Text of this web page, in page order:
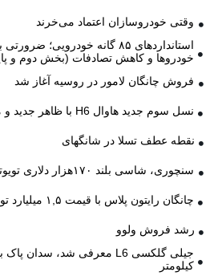
وقتی خودروسازان اعتماد می‌خرند
استانداردهای ۸۵ گانه خودرویی؛
خودروها و کاهش تصادفات (بخش دوم و
فروش چانگان لامور در روسیه آغاز شد
نسل سوم جدید هاوال H6 با ظاهر جدید و موتور قوی تر
نقطه عطف تسلا در شانگهای
سنچوری، شاسی بلند ۱۷۰هزار دلاری تویوتا
چانگان رایتون پلاس با قیمت ۱,۵ میلیارد تومان در بازار بین المللی
رشد فروش ولوو
کیلومتر